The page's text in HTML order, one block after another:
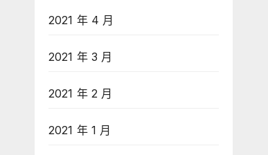
2021 年 4 月
2021 年 3 月
2021 年 2 月
2021 年 1 月